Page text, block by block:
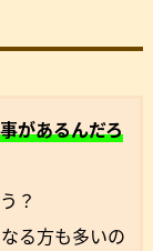
があるんだろ
？
る方も多いの